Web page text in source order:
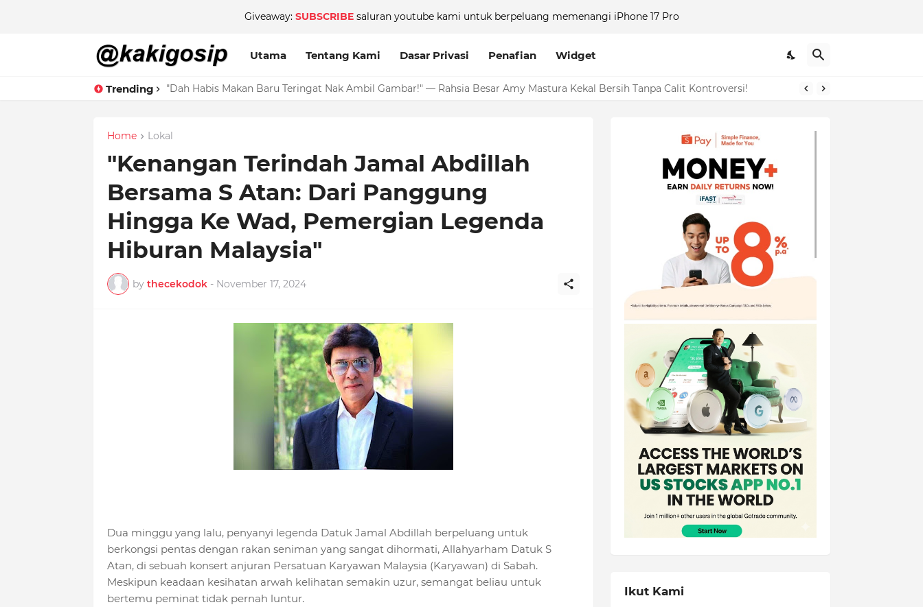
Giveaway: SUBSCRIBEsaluran youtube kami untuk berpeluang memenangi iPhone 17 Pro
Utama Tentang Kami Dasar Privasi Penafian Widget
Trending "Dah Habis Makan Baru Teringat Nak Ambil Gambar!" — Rahsia Besar Amy Mastura Kekal Bersih Tanpa Calit Kontroversi!
Nikita Mirzani Terbuka Tentang Hubungan Cinta Dengan Model Muda, Tapi Teman Rapat Beri Amaran!
Home Lokal
"Kenangan Terindah Jamal Abdillah
Bersama S Atan: Dari Panggung
Hingga Ke Wad, Pemergian Legenda
Hiburan Malaysia"
by thecekodok - November 17, 2024
Dua minggu yang lalu, penyanyi legenda Datuk Jamal Abdillah berpeluang untuk
berkongsi pentas dengan rakan seniman yang sangat dihormati, Allahyarham Datuk S
Atan, di sebuah konsert anjuran Persatuan Karyawan Malaysia (Karyawan) di Sabah.
Meskipun keadaan kesihatan arwah kelihatan semakin uzur, semangat beliau untuk
bertemu peminat tidak pernah luntur.
Ikut Kami